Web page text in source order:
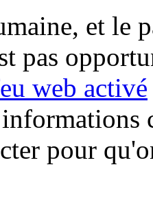
et le
pas
web activé
pour